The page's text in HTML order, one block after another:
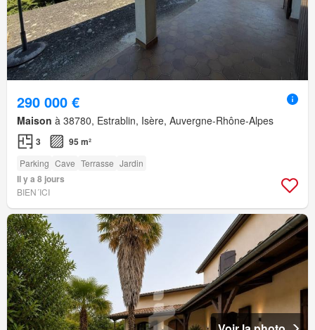
290 000 €
Maison à 38780, Estrablin, Isère, Auvergne-Rhône-Alpes
3 95 m²
Parking Cave Terrasse Jardin
Il y a 8 jours
BIEN´ICI